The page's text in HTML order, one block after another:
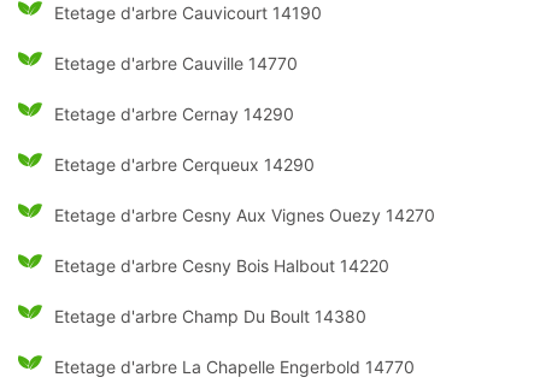
Etetage d'arbre Cauvicourt 14190
Etetage d'arbre Cauville 14770
Etetage d'arbre Cernay 14290
Etetage d'arbre Cerqueux 14290
Etetage d'arbre Cesny Aux Vignes Ouezy 14270
Etetage d'arbre Cesny Bois Halbout 14220
Etetage d'arbre Champ Du Boult 14380
Etetage d'arbre La Chapelle Engerbold 14770